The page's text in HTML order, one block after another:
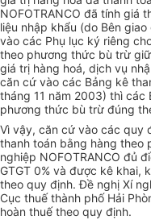
NOFOTRANCO đã tính giá
liệu nhập khẩu (do Bên
vào các Phụ lục ký riêng
theo phương thức bù trừ
giá trị hàng hoá, dịch vụ
căn cứ vào các Bảng kê
tháng 11 năm 2003) thì các
phương thức bù trừ đúng
Vì vậy, căn cứ vào các quy
thanh toán bằng hàng theo
nghiệp NOFOTRANCO đủ
GTGT 0% và được kê khai,
theo quy định. Đề nghị Xí
Cục thuế thành phố Hải
hoàn thuế theo quy định.